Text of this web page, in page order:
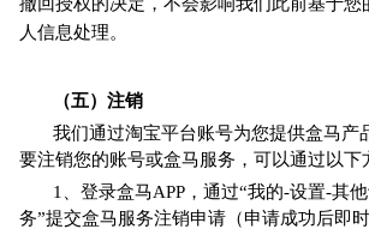
人信息处理。
（五）注销
我们通过淘宝平台账号为您提供盒马产
要注销您的账号或盒马服务，可以通过以下
1、登录盒马APP，通过“我的-设置-其
务”提交盒马服务注销申请（申请成功后即